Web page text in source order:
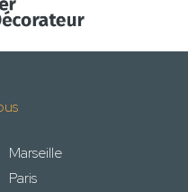
Marseille
Paris